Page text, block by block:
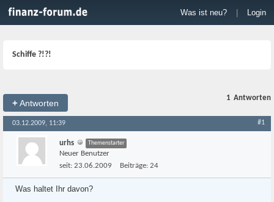
Was ist neu? Login
Schiffe ?!?!
+Antworten
1 Antworten
03.12.2009, 11:39 #1
urhs Themenstarter
Neuer Benutzer
seit: 23.06.2009 Beiträge: 24
Was haltet Ihr davon?